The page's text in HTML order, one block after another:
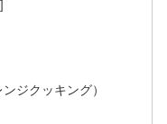
ジクッキング）